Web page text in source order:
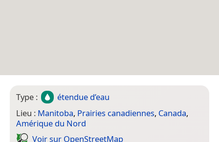
Type :
étendue d’eau
Lieu : Manitoba, Prairies canadiennes, Canada,
Amérique du Nord
Voir sur Open­Street­Map